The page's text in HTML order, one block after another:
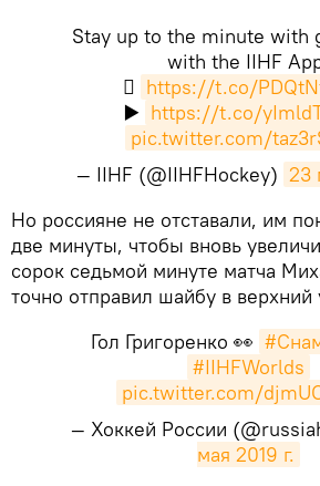
Stay up to the minute with
with the IIHF
 https://t.co/
▶️ https://t.co/
pic.twitter.com/
— IIHF (@IIHFHockey) 23
​Но россияне не отставали, им
две минуты, чтобы вновь
сорок седьмой минуте матча
точно отправил шайбу в верхний
Гол Григоренко 👀
#IIHFWorlds
pic.twitter.com/
— Хоккей России
мая 2019 г.